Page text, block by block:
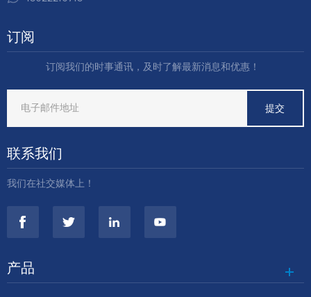
订阅
订阅我们的时事通讯，及时了解最新消息和优惠！
联系我们
我们在社交媒体上！
产品